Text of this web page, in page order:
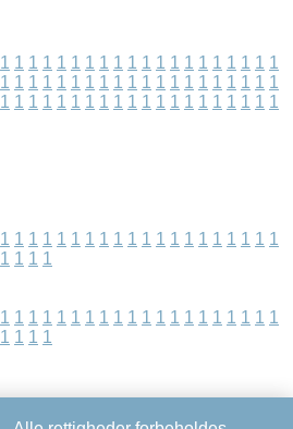
1 1 1 1 1 1 1 1 1 1 1 1 1 1 1 1 1 1 1 1
1 1 1 1 1 1 1 1 1 1 1 1 1 1 1 1 1 1 1 1
1 1 1 1 1 1 1 1 1 1 1 1 1 1 1 1 1 1 1 1
1 1 1 1 1 1 1 1 1 1 1 1 1 1 1 1 1 1 1 1
1 1 1 1
1 1 1 1 1 1 1 1 1 1 1 1 1 1 1 1 1 1 1 1
1 1 1 1